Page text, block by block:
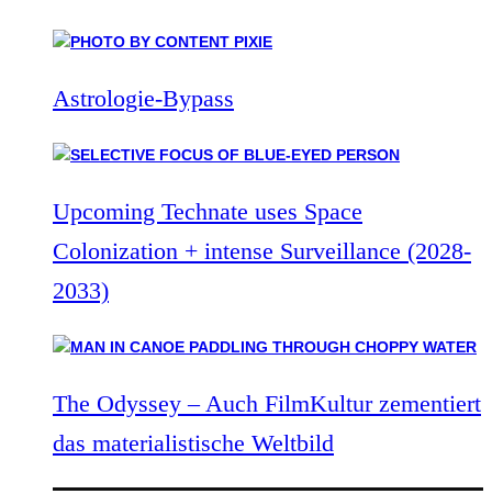
Astrologie-Bypass
Upcoming Technate uses Space
Colonization + intense Surveillance (2028-
2033)
The Odyssey – Auch FilmKultur zementiert
das materialistische Weltbild